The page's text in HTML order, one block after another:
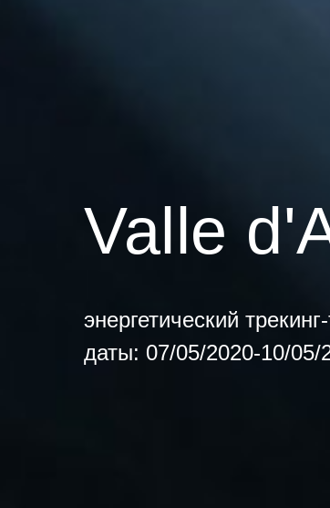
Valle
энергетический
даты: 07/05/2020-10/05/